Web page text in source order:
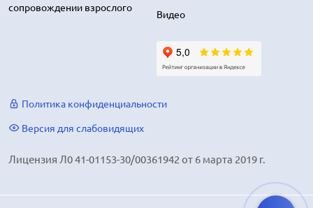
сопровождении взрослого
Видео
Политика конфиденциальности
Версия для слабовидящих
Лицензия Л0 41-01153-30/00361942 от 6 марта 2019 г.